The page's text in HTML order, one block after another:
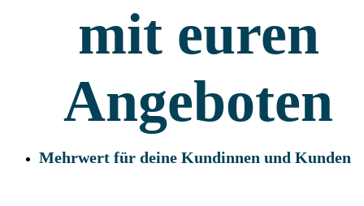
mit euren
Angeboten
Mehrwert für deine Kundinnen und Kunden